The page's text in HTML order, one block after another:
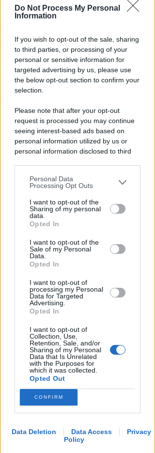
Do Not Process My Personal
Information
If you wish to opt-out of the sale, sharing
to third parties, or processing of your
personal or sensitive information for
targeted advertising by us, please use
the below opt-out section to confirm your
selection.
Please note that after your opt-out
request is processed you may continue
seeing interest-based ads based on
personal information utilized by us or
personal information disclosed to third
You may separately opt-out of the further
disclosure of your personal information
by third parties on the IAB’s list of
downstream participants.
by us to third parties on the IAB’s List of
Downstream Participants that may
further disclose it to other third parties.
Personal Data
Processing Opt Outs
I want to opt-out of the
Sharing of my personal
data.
Opted In
I want to opt-out of the
Sale of my Personal
Data.
Opted In
I want to opt-out of
processing my Personal
Data for Targeted
Advertising.
Opted In
I want to opt-out of
Collection, Use,
Retention, Sale, and/or
Sharing of my Personal
Data that Is Unrelated
with the Purposes for
which it was collected.
Opted Out
CONFIRM
Data Deletion Data Access
Privacy
Policy
Borseggi sul Metromare, ladri
arrestati grazie all'occhio
di Lamberto Abbati
OSSERVATORIO CGIL INCA
Allarme infortuni sul lavoro a
Rimini: +13% nel primo semestre
dell'anno
Redazione
Dati in crescita nella semestrale
di IEG, stime al rialzo per
l'esercizio 2026
Redazione